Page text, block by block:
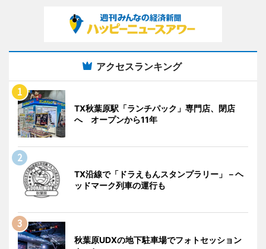
アクセスランキング
TX秋葉原駅「ランチパック」専門店、閉店
へ オープンから11年
TX沿線で「ドラえもんスタンプラリー」－ヘ
ッドマーク列車の運行も
秋葉原UDXの地下駐車場でフォトセッション